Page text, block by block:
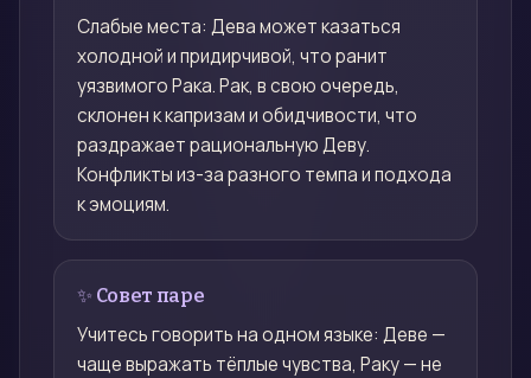
Слабые места: Дева может казаться
холодной и придирчивой, что ранит
уязвимого Рака. Рак, в свою очередь,
склонен к капризам и обидчивости, что
раздражает рациональную Деву.
Конфликты из-за разного темпа и подхода
к эмоциям.
✨ Совет паре
Учитесь говорить на одном языке: Деве —
чаще выражать тёплые чувства, Раку — не